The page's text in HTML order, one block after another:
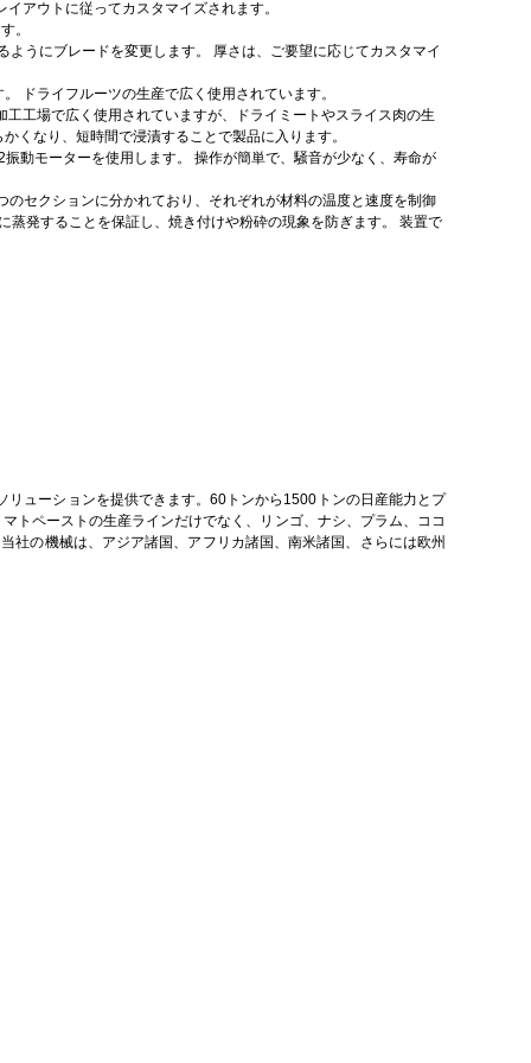
アウトに従ってカスタマイズされます。
。
うにブレードを変更します。
厚さは、ご要望に応じてカスタマイ
ドライフルーツの生産で広く使用されています。
工場で広く使用されていますが、ドライミートやスライス肉の生
くなり、短時間で浸漬することで製品に入ります。
動モーターを使用します。
操作が簡単で、騒音が少なく、寿命が
のセクションに分かれており、それぞれが材料の温度と速度を制御
発することを保証し、焼き付けや粉砕の現象を防ぎます。
装置で
ューションを提供できます。60トンから1500トンの日産能力とプ
トペーストの生産ラインだけでなく、リンゴ、ナシ、プラム、ココ
当社の機械は、アジア諸国、アフリカ諸国、南米諸国、さらには欧州